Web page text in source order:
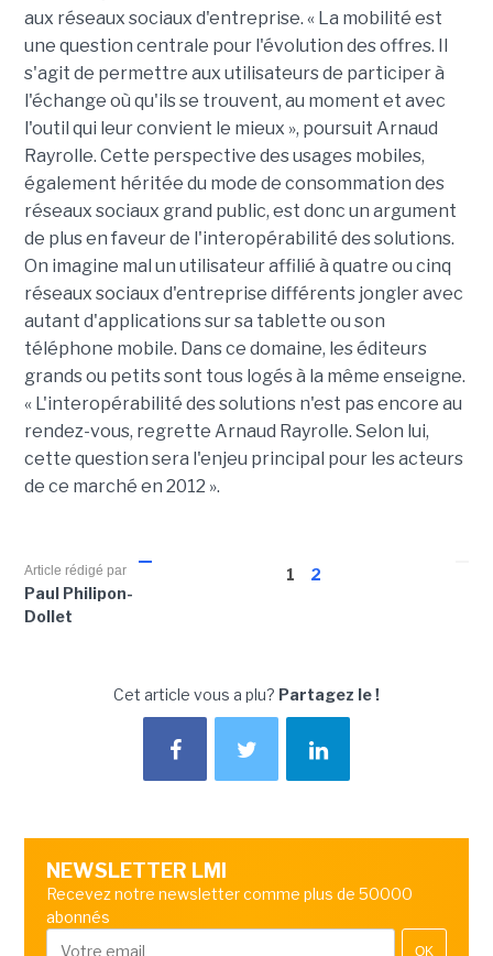
aux réseaux sociaux d'entreprise. « La mobilité est
une question centrale pour l'évolution des offres. Il
s'agit de permettre aux utilisateurs de participer à
l'échange où qu'ils se trouvent, au moment et avec
l'outil qui leur convient le mieux », poursuit Arnaud
Rayrolle. Cette perspective des usages mobiles,
également héritée du mode de consommation des
réseaux sociaux grand public, est donc un argument
de plus en faveur de l'interopérabilité des solutions.
On imagine mal un utilisateur affilié à quatre ou cinq
réseaux sociaux d'entreprise différents jongler avec
autant d'applications sur sa tablette ou son
téléphone mobile. Dans ce domaine, les éditeurs
grands ou petits sont tous logés à la même enseigne.
« L'interopérabilité des solutions n'est pas encore au
rendez-vous, regrette Arnaud Rayrolle. Selon lui,
cette question sera l'enjeu principal pour les acteurs
de ce marché en 2012 ».
1 2
Article rédigé par
Paul Philipon-
Dollet
Cet article vous a plu? Partagez le !
NEWSLETTER LMI
Recevez notre newsletter comme plus de 50000
abonnés
OK